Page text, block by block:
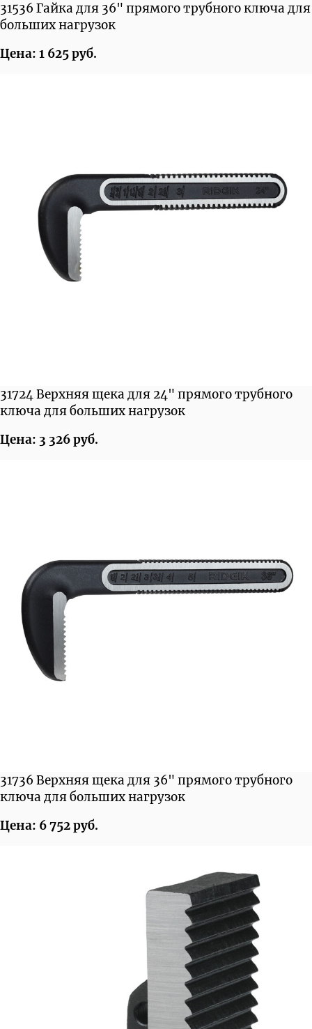
31536 Гайка для 36" прямого трубного ключа для
больших нагрузок
Цена: 1 625 руб.
31724 Верхняя щека для 24" прямого трубного
ключа для больших нагрузок
Цена: 3 326 руб.
31736 Верхняя щека для 36" прямого трубного
ключа для больших нагрузок
Цена: 6 752 руб.